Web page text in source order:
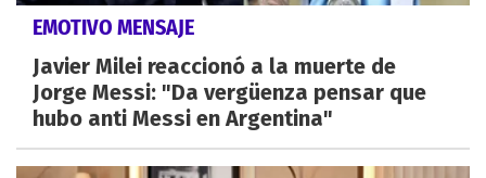
EMOTIVO MENSAJE
Javier Milei reaccionó a la muerte de
Jorge Messi: "Da vergüenza pensar que
hubo anti Messi en Argentina"